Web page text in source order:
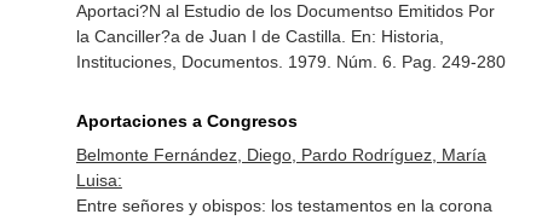
Aportaci?N al Estudio de los Documentso Emitidos Por
la Canciller?a de Juan I de Castilla. En: Historia,
Instituciones, Documentos. 1979. Núm. 6. Pag. 249-280
Aportaciones a Congresos
Belmonte Fernández, Diego, Pardo Rodríguez, María
Luisa:
Entre señores y obispos: los testamentos en la corona